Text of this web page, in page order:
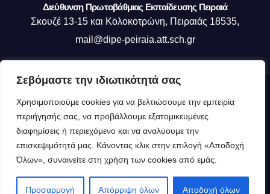
Σεβόμαστε την ιδιωτικότητά σας
Χρησιμοποιούμε cookies για να βελτιώσουμε την εμπειρία
περιήγησής σας, να προβάλλουμε εξατομικευμένες
διαφημίσεις ή περιεχόμενο και να αναλύουμε την
επισκεψιμότητά μας. Κάνοντας κλικ στην επιλογή «Αποδοχή
Όλων», συναινείτε στη χρήση των cookies από εμάς.
Προσαρμογή Απόρριψη όλων Αποδοχή όλων
Διεύθυνση Πρωτοβάθμιας Εκπαίδευσης Πειραιά
Σκουζέ 13-15 και Κολοκοτρώνη, Πειραιάς 18535,
mail@dipe-peiraia.att.sch.gr
Δημιουργήθηκε από το digital2000 με την Υποστήριξη του WordPress
Θέμα: Newsup από Themeansar.
Η ΔΙΕΥΘΥΝΣΗ ΜΑΣ Οργανόγραμμα ΔΙΠΕ Πειραιά
Πολιτική Cookies (ΕΕ)
Δημιουργία Ιστότοπου : Τμήμα Δ Πληροφορικής